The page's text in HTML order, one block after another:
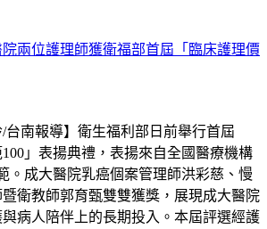
兩位護理師獲衛福部首屆「臨床護理價
/台南報導】衛生福利部日前舉行首屆
100」表揚典禮，表揚來自全國醫療機構
。成大醫院乳癌個案管理師洪彩慈、慢
衛教師郭育甄雙雙獲獎，展現成大醫院
病人陪伴上的長期投入。本屆評選經護